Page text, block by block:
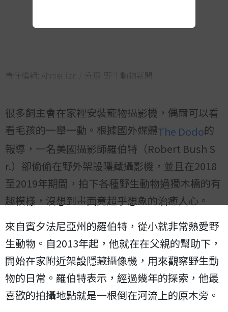
責任編輯: / 分類: 野生動物新聞
很多飼主會在家裡安裝寵物攝影機，偶爾可以看
看毛孩的一舉一動。根據國外媒體The Dodo的
報導，一名美國攝影師羅伯特（Robert Bush S
r.）卻偷偷在野外架設隱藏攝影機，並且在2018
至2019年期間，拍下各種野生動物過獨木橋的有
趣模樣，沒想到畫面竟超乎想象的治癒人心。
來自賓夕法尼亞州的羅伯特，從小就非常熱愛野
生動物。自2013年起，他就在在父親的幫助下，
開始在家附近架設隱藏攝像機，用來觀察野生動
物的日常。羅伯特表示，經過幾年的探索，他最
喜歡的拍攝地點就是一根倒在河流上的原木旁。